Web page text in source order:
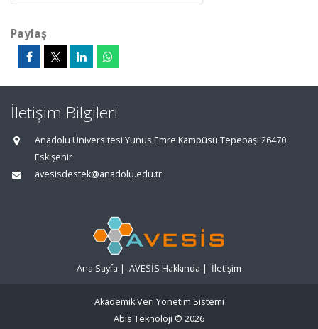
Paylaş
İletişim Bilgileri
Anadolu Üniversitesi Yunus Emre Kampüsü Tepebaşı 26470
Eskişehir
avesisdestek@anadolu.edu.tr
Ana Sayfa | AVESİS Hakkında | İletişim
Akademik Veri Yönetim Sistemi
Abis Teknoloji © 2026